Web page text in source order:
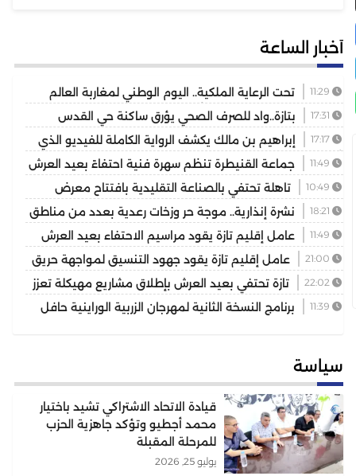
أخبار الساعة
تحت الرعاية الملكية.. اليوم الوطني لمغاربة العالم
يكرس دور الجالية في خدمة أوراش 2030
بتازة..واد للصرف الصحي يؤرق ساكنة حي القدس
والمسيرة 2 ويهدد الصحة العامةإبراهيم بن مالك يكشف الرواية الكاملة للفيديو الذي
أشعل مواقع التواصل
جماعة القنيطرة تنظم سهرة فنية احتفاءً بعيد العرش
المجيد
تاهلة تحتفي بالصناعة التقليدية بافتتاح معرض
للمنتوجات المحلية بمشاركة عارضين من مختلف جهات المملكة
نشرة إنذارية.. موجة حر وزخات رعدية بعدد من مناطق
المملكة عامل إقليم تازة يقود مراسيم الاحتفاء بعيد العرش
ويكرم موظفين بتوشيحات ملكية
عامل إقليم تازة يقود جهود التنسيق لمواجهة حريق
غابوي بتغزراتينتازة تحتفي بعيد العرش بإطلاق مشاريع مهيكلة تعزز
التنمية المجاليةبرنامج النسخة الثانية لمهرجان الزربية الوراينية حافل
سياسة
قيادة الاتحاد الاشتراكي تشيد باختيار
محمد أجطيو وتؤكد جاهزية الحزب
للمرحلة المقبلة
يوليو 25, 2026